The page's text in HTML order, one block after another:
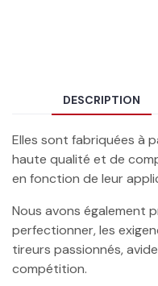
DESCRIPTION
Elles sont fabriquées à
haute qualité et de
en fonction de leur
Nous avons également
perfectionner, les
tireurs passionnés,
compétition.